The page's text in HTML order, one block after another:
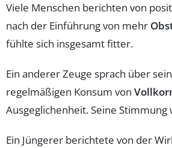
Viele Menschen berichten von
nach der Einführung von mehr
fühlte sich insgesamt fitter.
Ein anderer Zeuge sprach über
regelmäßigen Konsum von
Ausgeglichenheit. Seine
Ein Jüngerer berichtete von der